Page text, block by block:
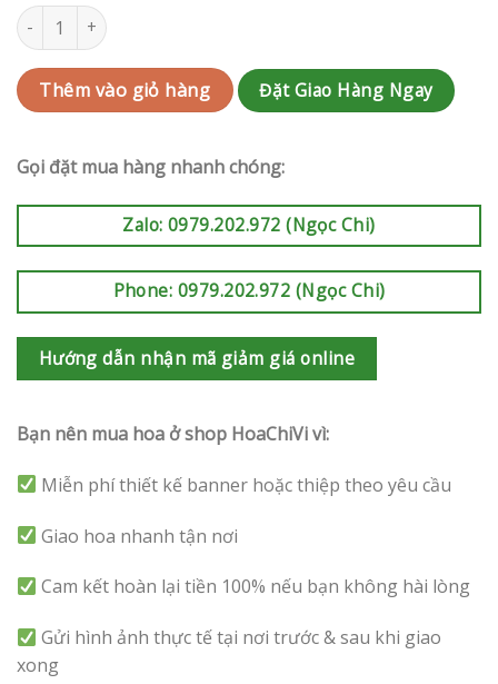
Hoa cưới Quận 4 | QC-HCVBKT33 số lượng
Thêm vào giỏ hàng Đặt Giao Hàng Ngay
Gọi đặt mua hàng nhanh chóng:
Zalo: 0979.202.972 (Ngọc Chi)
Phone: 0979.202.972 (Ngọc Chi)
Hướng dẫn nhận mã giảm giá online
Bạn nên mua hoa ở shop HoaChiVi vì:
Miễn phí thiết kế banner hoặc thiệp theo yêu cầu
Giao hoa nhanh tận nơi
Cam kết hoàn lại tiền 100% nếu bạn không hài lòng
Gửi hình ảnh thực tế tại nơi trước & sau khi giao
xong